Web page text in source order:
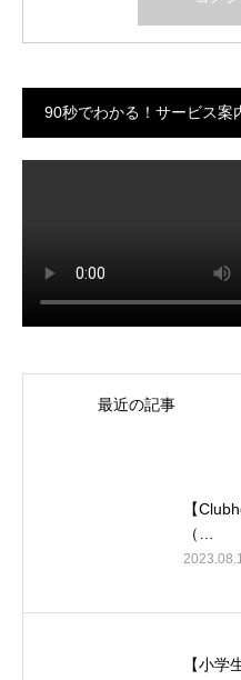
90秒でわかる！サービス案
最近の記事
【
（…
【小学